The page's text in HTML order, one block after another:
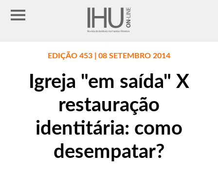
EDIÇÃO 453 | 08 SETEMBRO 2014
Igreja "em saída" X
restauração
identitária: como
desempatar?